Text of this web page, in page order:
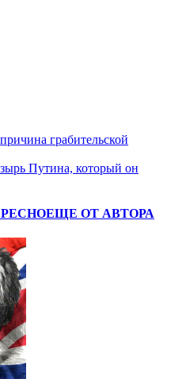
грабительской
Путина, который он
ЕЩЕ ОТ АВТОРА